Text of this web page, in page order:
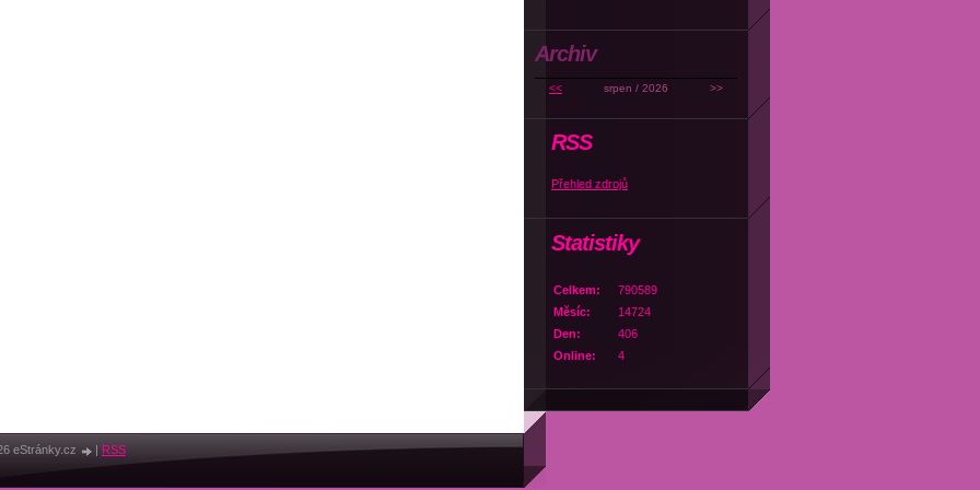
Archiv
<< srpen / 2026 >>
RSS
Přehled zdrojů
Statistiky
Online: 4
Celkem:
790589
Měsíc:
14724
Den:
406
eStránky.cz RSS